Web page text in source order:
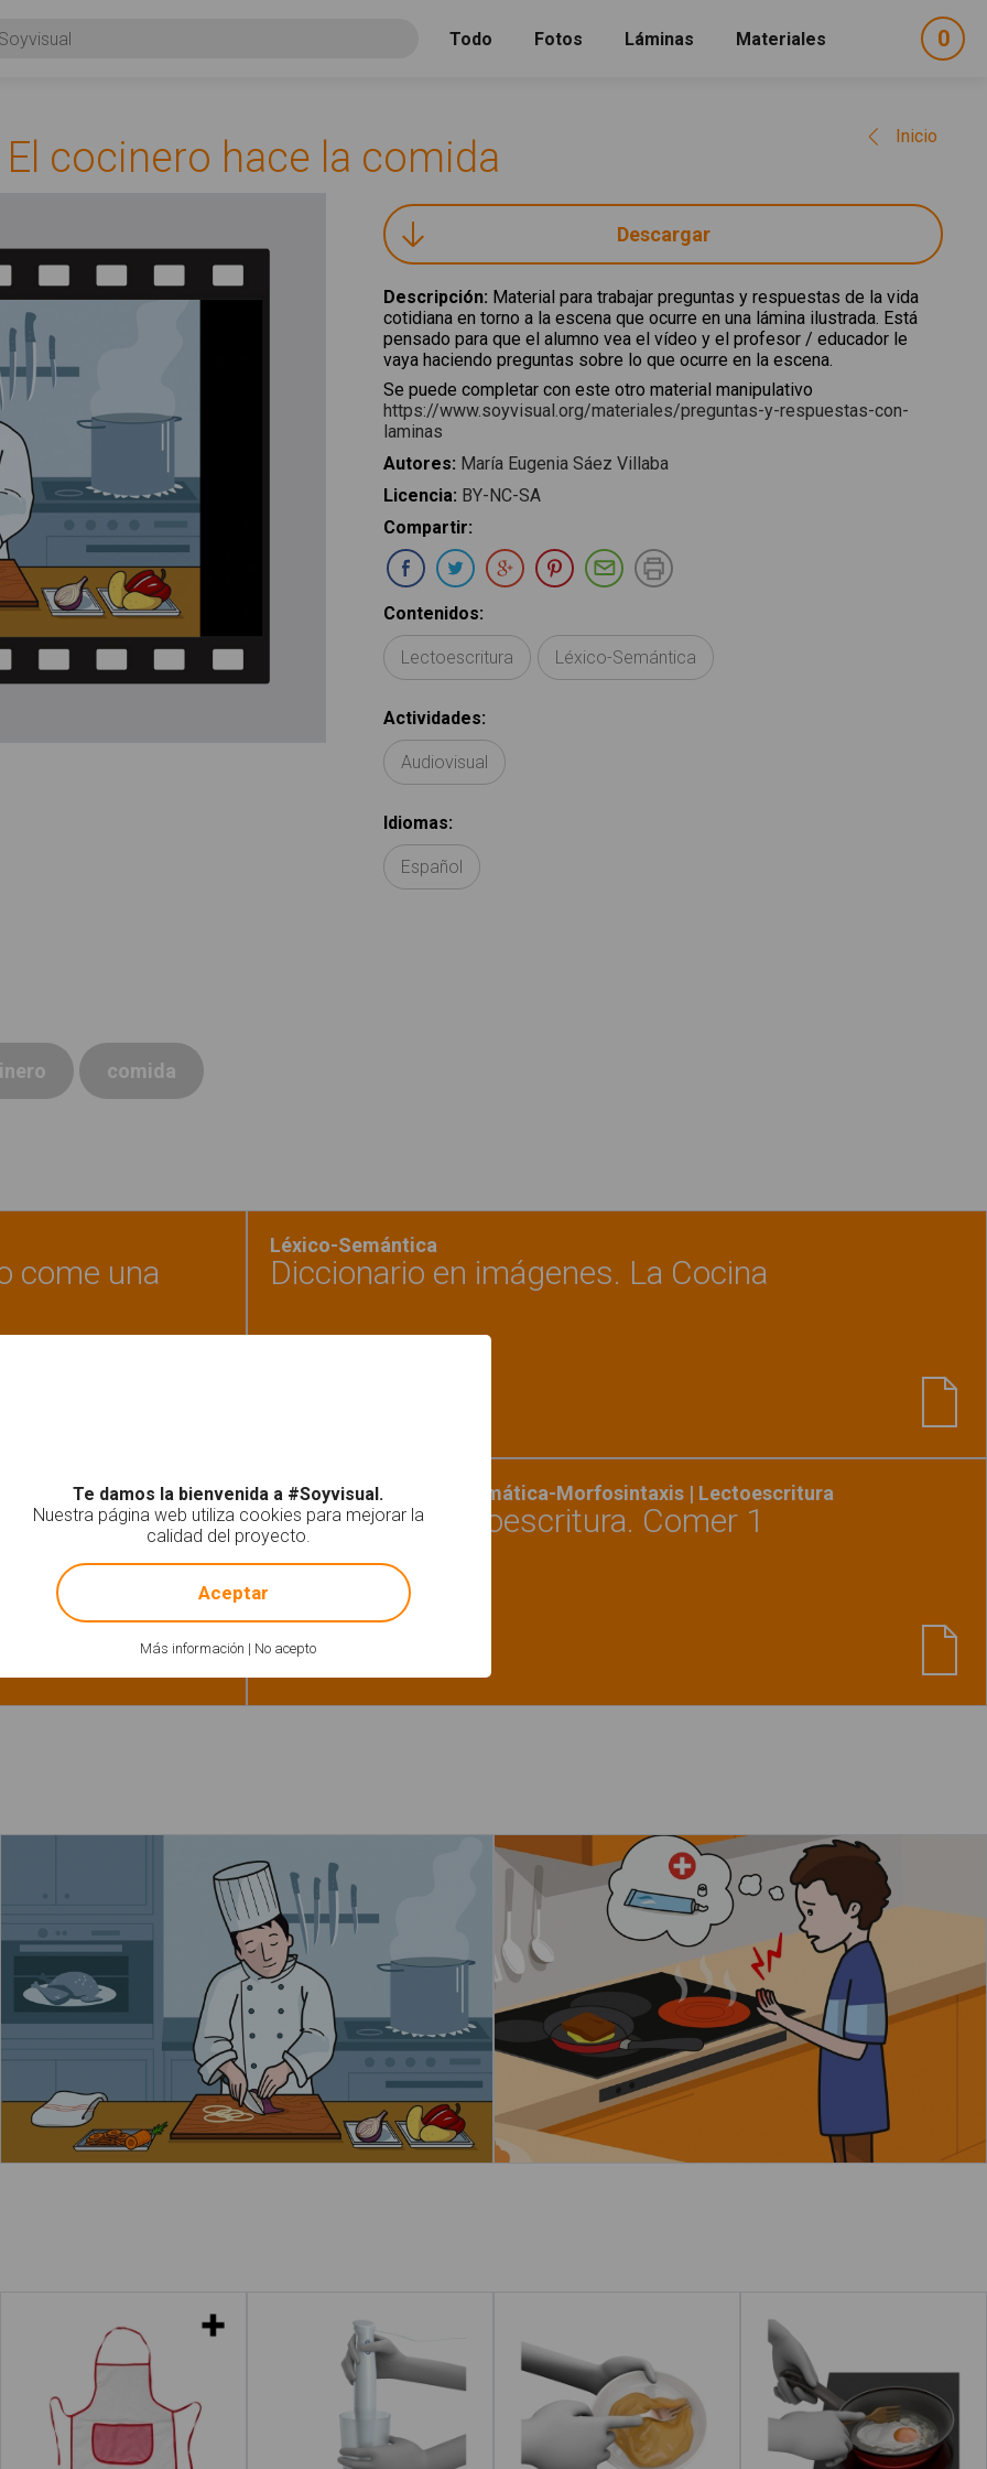
Todo Fotos Láminas Materiales 0
Inicio
cocinero hace la comida
Descargar
Descripción: Material para trabajar preguntas y respuestas de la vida
cotidiana en torno a la escena que ocurre en una lámina ilustrada. Está
pensado para que el alumno vea el vídeo y el profesor / educador le
vaya haciendo preguntas sobre lo que ocurre en la escena.
Se puede completar con este otro material manipulativo
https://www.soyvisual.org/materiales/preguntas-y-respuestas-con-
laminas
Autores: María Eugenia Sáez Villaba
Licencia: BY-NC-SA
Compartir:
Compartir en Facebook
Compartir en Twitter
Compartir en Google Plus
Compartir en Pinterest
Compartir por E-mail
Contenidos:
Lectoescritura Léxico-Semántica
Actividades:
Audiovisual
Idiomas:
Español
comida
come una
come un bocadillo y el niño come una manzana"
Léxico-Semántica
Diccionario en imágenes. La Cocina
come pollo con el tenedor"
Léxico-Semántica | Gramática-Morfosintaxis | Lectoescritura
Cuadernillo lectoescritura. Comer 1
Leer más Leer más
El cocinero corta la cebolla con el cuchillo El niño se ha quemado una mano en la cocina
Delantales Batir con batidora Freír
Te damos la bienvenida a #Soyvisual.
Nuestra página web utiliza cookies para mejorar la
calidad del proyecto.
Más información | No acepto
! Not valid!
Aceptar